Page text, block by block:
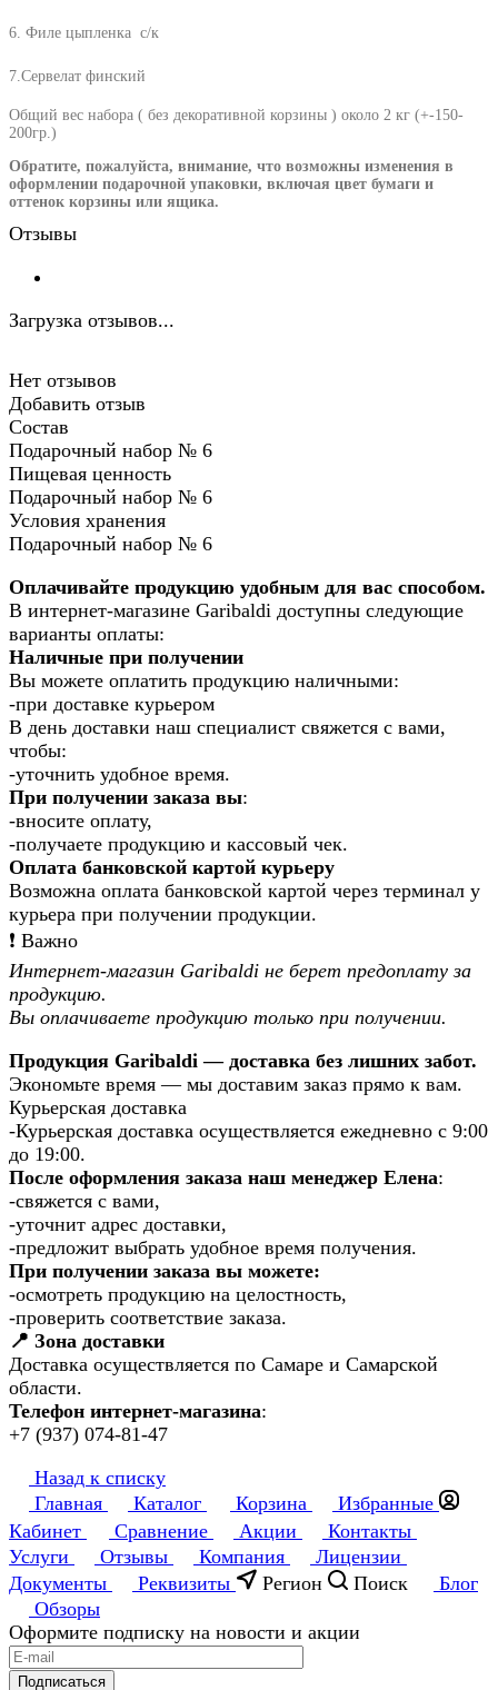
6. Филе цыпленка с/к
7.Сервелат финский
Общий вес набора ( без декоративной корзины ) около 2 кг (+-150-
200гр.)
Обратите, пожалуйста, внимание, что возможны изменения в
оформлении подарочной упаковки, включая цвет бумаги и
оттенок корзины или ящика.
Отзывы
Загрузка отзывов...
Нет отзывов
Добавить отзыв
Состав
Подарочный набор № 6
Пищевая ценность
Подарочный набор № 6
Условия хранения
Подарочный набор № 6
Оплачивайте продукцию удобным для вас способом.
В интернет-магазине Garibaldi доступны следующие
варианты оплаты:
Наличные при получении
Вы можете оплатить продукцию наличными:
-при доставке курьером
В день доставки наш специалист свяжется с вами,
чтобы:
-уточнить удобное время.
При получении заказа вы:
-вносите оплату,
-получаете продукцию и кассовый чек.
Оплата банковской картой курьеру
Возможна оплата банковской картой через терминал у
курьера при получении продукции.
❗️ Важно
Интернет-магазин Garibaldi не берет предоплату за
продукцию.
Вы оплачиваете продукцию только при получении.
Продукция Garibaldi — доставка без лишних забот.
Экономьте время — мы доставим заказ прямо к вам.
Курьерская доставка
-Курьерская доставка осуществляется ежедневно с 9:00
до 19:00.
После оформления заказа наш менеджер Елена:
-свяжется с вами,
-уточнит адрес доставки,
-предложит выбрать удобное время получения.
При получении заказа вы можете:
-осмотреть продукцию на целостность,
-проверить соответствие заказа.
📍 Зона доставки
Доставка осуществляется по Самаре и Самарской
области.
Телефон интернет-магазина:
+7 (937) 074-81-47
Назад к списку
Главная
Каталог Корзина
Избранные
Кабинет
Сравнение Акции
Контакты
Услуги
Отзывы Компания
Лицензии
Документы
Реквизиты Регион Поиск
Блог
Обзоры
Оформите подписку на новости и акции
Подписаться